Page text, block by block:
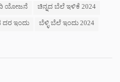
ಯೋಜನೆ ಚಿನ್ನದ ಬೆಲೆ ಇಳಿಕೆ 2024
ದರ ಇಂದು ಬೆಳ್ಳಿ ಬೆಲೆ ಇಂದು 2024